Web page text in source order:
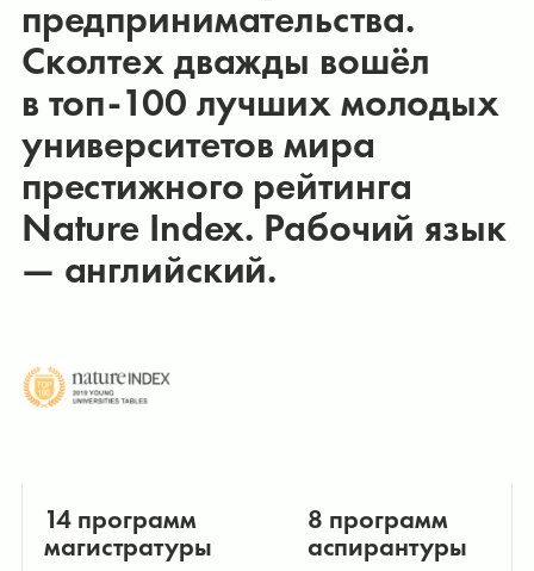
предпринимательства.
Сколтех дважды вошёл
в топ-100 лучших молодых
университетов мира
престижного рейтинга
Nature Index. Рабочий язык
— английский.
14 программ
магистратуры
8 программ
аспирантуры